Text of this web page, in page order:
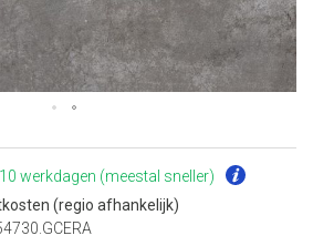
werkdagen (meestal sneller)
(regio afhankelijk)